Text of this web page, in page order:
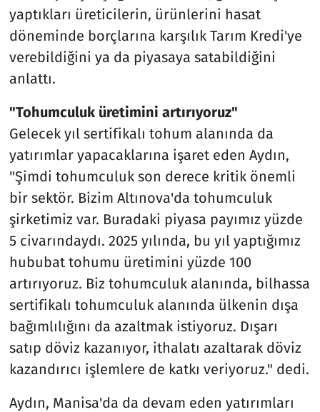
yaptıkları üreticilerin, ürünlerini hasat
döneminde borçlarına karşılık Tarım Kredi'ye
verebildiğini ya da piyasaya satabildiğini
anlattı.
"Tohumculuk üretimini artırıyoruz"
Gelecek yıl sertifikalı tohum alanında da
yatırımlar yapacaklarına işaret eden Aydın,
"Şimdi tohumculuk son derece kritik önemli
bir sektör. Bizim Altınova'da tohumculuk
şirketimiz var. Buradaki piyasa payımız yüzde
5 civarındaydı. 2025 yılında, bu yıl yaptığımız
hububat tohumu üretimini yüzde 100
artırıyoruz. Biz tohumculuk alanında, bilhassa
sertifikalı tohumculuk alanında ülkenin dışa
bağımlılığını da azaltmak istiyoruz. Dışarı
satıp döviz kazanıyor, ithalatı azaltarak döviz
kazandırıcı işlemlere de katkı veriyoruz." dedi.
Aydın, Manisa'da da devam eden yatırımları